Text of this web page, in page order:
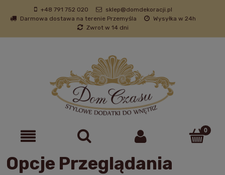
+48 791 752 020
sklep@domdekoracji.pl
Darmowa dostawa na terenie Przemyśla
Wysyłka w 24h
Zwrot w 14 dni
Opcje Przeglądania